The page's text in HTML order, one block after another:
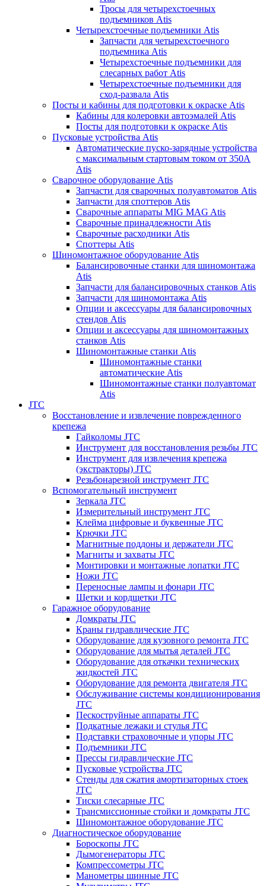
Тросы для четырехстоечных
подъемников Atis
Четырехстоечные подъемники Atis
Запчасти для четырехстоечного
подъемника Atis
Четырехстоечные подъемники для
слесарных работ Atis
Четырехстоечные подъемники для
сход-развала Atis
Посты и кабины для подготовки к окраске Atis
Кабины для колеровки автоэмалей Atis
Посты для подготовки к окраске Atis
Пусковые устройства Atis
Автоматические пуско-зарядные устройства
с максимальным стартовым током от 350А
Atis
Сварочное оборудование Atis
Запчасти для сварочных полуавтоматов Atis
Запчасти для споттеров Atis
Сварочные аппараты MIG MAG Atis
Сварочные принадлежности Atis
Сварочные расходники Atis
Споттеры Atis
Шиномонтажное оборудование Atis
Балансировочные станки для шиномонтажа
Atis
Запчасти для балансировочных станков Atis
Запчасти для шиномонтажа Atis
Опции и аксессуары для балансировочных
стендов Atis
Опции и аксессуары для шиномонтажных
станков Atis
Шиномонтажные станки Atis
Шиномонтажные станки
автоматические Atis
Шиномонтажные станки полуавтомат
Atis
JTC
Восстановление и извлечение поврежденного
крепежа
Гайколомы JTC
Инструмент для восстановления резьбы JTC
Инструмент для извлечения крепежа
(экстракторы) JTC
Резьбонарезной инструмент JTC
Вспомогательный инструмент
Зеркала JTC
Измерительный инструмент JTC
Клейма цифровые и буквенные JTC
Крючки JTC
Магнитные поддоны и держатели JTC
Магниты и захваты JTC
Монтировки и монтажные лопатки JTC
Ножи JTC
Переносные лампы и фонари JTC
Щетки и кордщетки JTC
Гаражное оборудование
Домкраты JTC
Краны гидравлические JTC
Оборудование для кузовного ремонта JTC
Оборудование для мытья деталей JTC
Оборудование для откачки технических
жидкостей JTC
Оборудование для ремонта двигателя JTC
Обслуживание системы кондиционирования
JTC
Пескоструйные аппараты JTC
Подкатные лежаки и стулья JTC
Подставки страховочные и упоры JTC
Подъемники JTC
Прессы гидравлические JTC
Пусковые устройства JTC
Стенды для сжатия амортизаторных стоек
JTC
Тиски слесарные JTC
Трансмиссионные стойки и домкраты JTC
Шиномонтажное оборудование JTC
Диагностическое оборудование
Бороскопы JTC
Дымогенераторы JTC
Компрессометры JTC
Манометры шинные JTC